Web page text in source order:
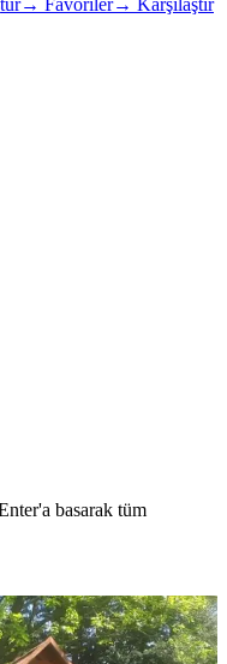
→ Favoriler→ Karşılaştır
basarak tüm